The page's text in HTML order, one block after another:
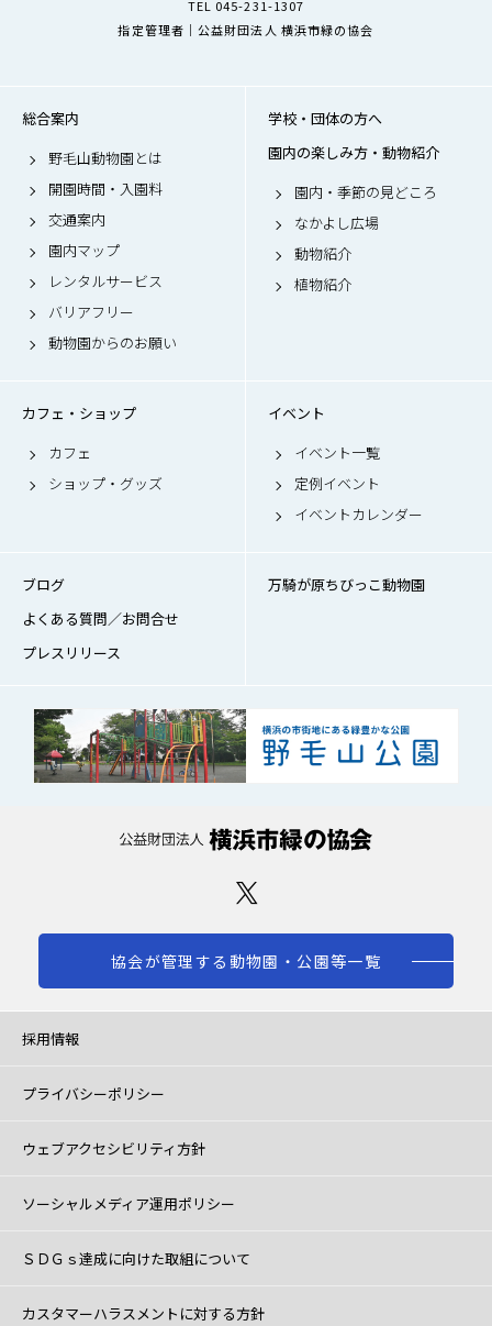
TEL 045-231-1307
指定管理者｜公益財団法人 横浜市緑の協会
総合案内
野毛山動物園とは
開園時間・入園料
交通案内
園内マップ
レンタルサービス
バリアフリー
動物園からのお願い
学校・団体の方へ
園内の楽しみ方・動物紹介
園内・季節の見どころ
なかよし広場
動物紹介
植物紹介
カフェ・ショップ
カフェ
ショップ・グッズ
イベント
イベント一覧
定例イベント
イベントカレンダー
ブログ
よくある質問／お問合せ
プレスリリース
万騎が原ちびっこ動物園
協会が管理する動物園・公園等一覧
採用情報
プライバシーポリシー
ウェブアクセシビリティ方針
ソーシャルメディア運用ポリシー
ＳＤＧｓ達成に向けた取組について
カスタマーハラスメントに対する方針